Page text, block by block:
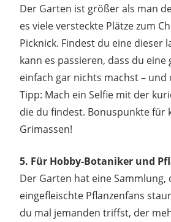
Der Garten ist größer als man
es viele versteckte Plätze zum
Picknick. Findest du eine dieser
kann es passieren, dass du eine
einfach gar nichts machst – und
Tipp: Mach ein Selfie mit der
die du findest. Bonuspunkte für
Grimassen!
5. Für Hobby-Botaniker und
Der Garten hat eine Sammlung,
eingefleischte Pflanzenfans
du mal jemanden triffst, der